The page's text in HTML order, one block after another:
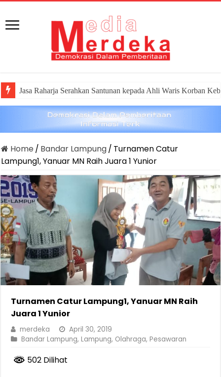
Jasa Raharja Serahkan Santunan kepada Ahli Waris Korban
Canangkan Desa TAPIS dan Luncurkan Sekolah Lansia di
Home / Bandar Lampung/ Turnamen Catur
Lampung1, Yanuar MN Raih Juara 1 Yunior
Turnamen Catur Lampung1, Yanuar MN Raih
Juara 1 Yunior
merdeka
April 30, 2019
Bandar Lampung,Lampung, Olahraga,Pesawaran
502 Dilihat